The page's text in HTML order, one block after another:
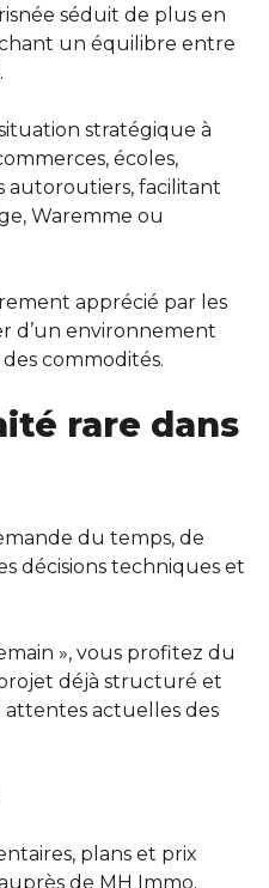
séduit de plus en
un équilibre entre
stratégique à
écoles,
autoroutiers, facilitant
Waremme ou
apprécié par les
d’un environnement
des commodités.
rare dans
du temps, de
décisions techniques et
», vous profitez du
déjà structuré et
actuelles des
plans et prix
de MH Immo.